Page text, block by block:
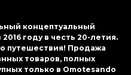
концептуальный
году в честь 20-летия.
путешествия! Продажа
товаров, полных
только в Omotesando